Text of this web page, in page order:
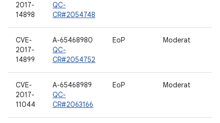
2017-
14898
QC-
CR#2054748
CVE-
2017-
14899
A-65468980
QC-
CR#2054752
EoP Moderat
CVE-
2017-
11044
A-65468989
QC-
CR#2063166
EoP Moderat